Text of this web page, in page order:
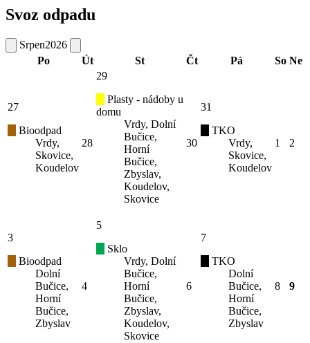
Svoz odpadu
Srpen2026
Po
Út St Čt Pá So Ne
27
Bioodpad
Vrdy,
Skovice,
Koudelov
28
29
Plasty - nádoby u
domu
Vrdy, Dolní
Bučice,
Horní
Bučice,
Zbyslav,
Koudelov,
Skovice
30
31
TKO
Vrdy,
Skovice,
Koudelov
1 2
3
Bioodpad
Dolní
Bučice,
Horní
Bučice,
Zbyslav
4
5
Sklo
Vrdy, Dolní
Bučice,
Horní
Bučice,
Zbyslav,
Koudelov,
Skovice
6
7
TKO
Dolní
Bučice,
Horní
Bučice,
Zbyslav
8 9